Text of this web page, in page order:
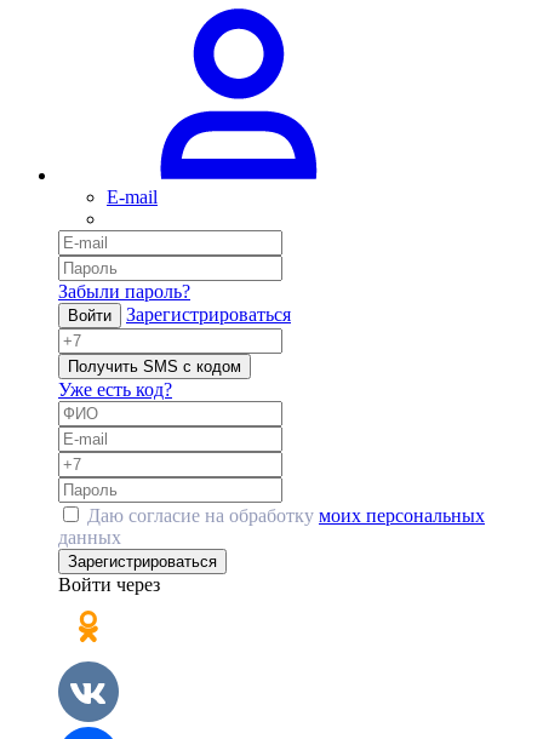
E-mail
Забыли пароль?
Войти Зарегистрироваться
Получить SMS с кодом
Уже есть код?
Даю согласие на обработку моих персональных
данных
Зарегистрироваться
Войти через